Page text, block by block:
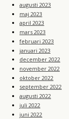
augusti 2023
maj 2023
april 2023
mars 2023
februari 2023
januari 2023
december 2022
november 2022
oktober 2022
september 2022
augusti 2022
juli 2022
juni 2022